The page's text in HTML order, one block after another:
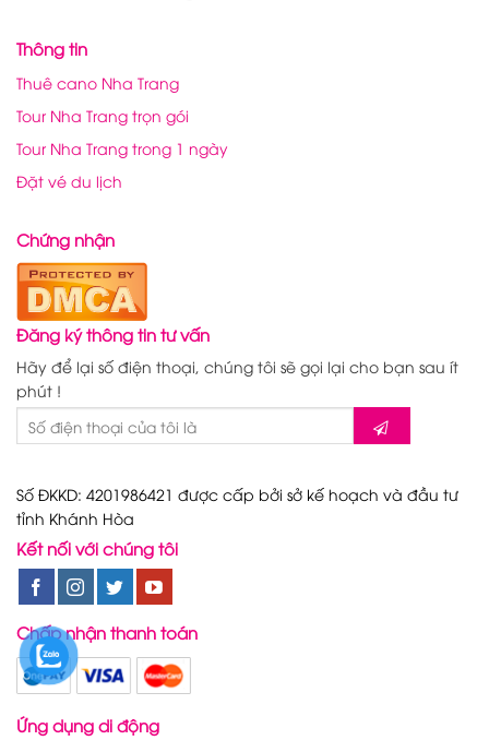
Thông tin
Thuê cano Nha Trang
Tour Nha Trang trọn gói
Tour Nha Trang trong 1 ngày
Đặt vé du lịch
Chứng nhận
Đăng ký thông tin tư vấn
Hãy để lại số điện thoại, chúng tôi sẽ gọi lại cho bạn sau ít
phút !
Số ĐKKD: 4201986421 được cấp bởi sở kế hoạch và đầu tư
tỉnh Khánh Hòa
Kết nối với chúng tôi
Chấp nhận thanh toán
Ứng dụng di động